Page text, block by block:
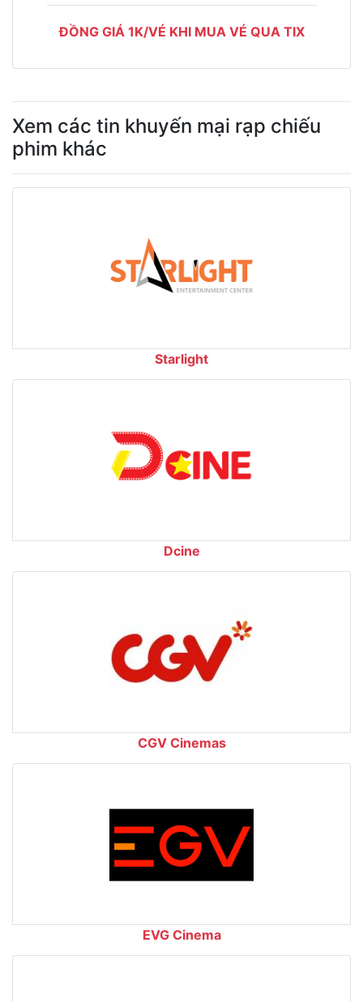
ĐỒNG GIÁ 1K/VÉ KHI MUA VÉ QUA TIX
Xem các tin khuyến mại rạp chiếu
phim khác
Starlight
Dcine
CGV Cinemas
EVG Cinema